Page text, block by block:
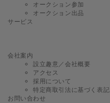
オークション参加
オークション出品
サービス
会社案内
設立趣意／会社概要
アクセス
採用について
特定商取引法に基づく表記
お問い合わせ